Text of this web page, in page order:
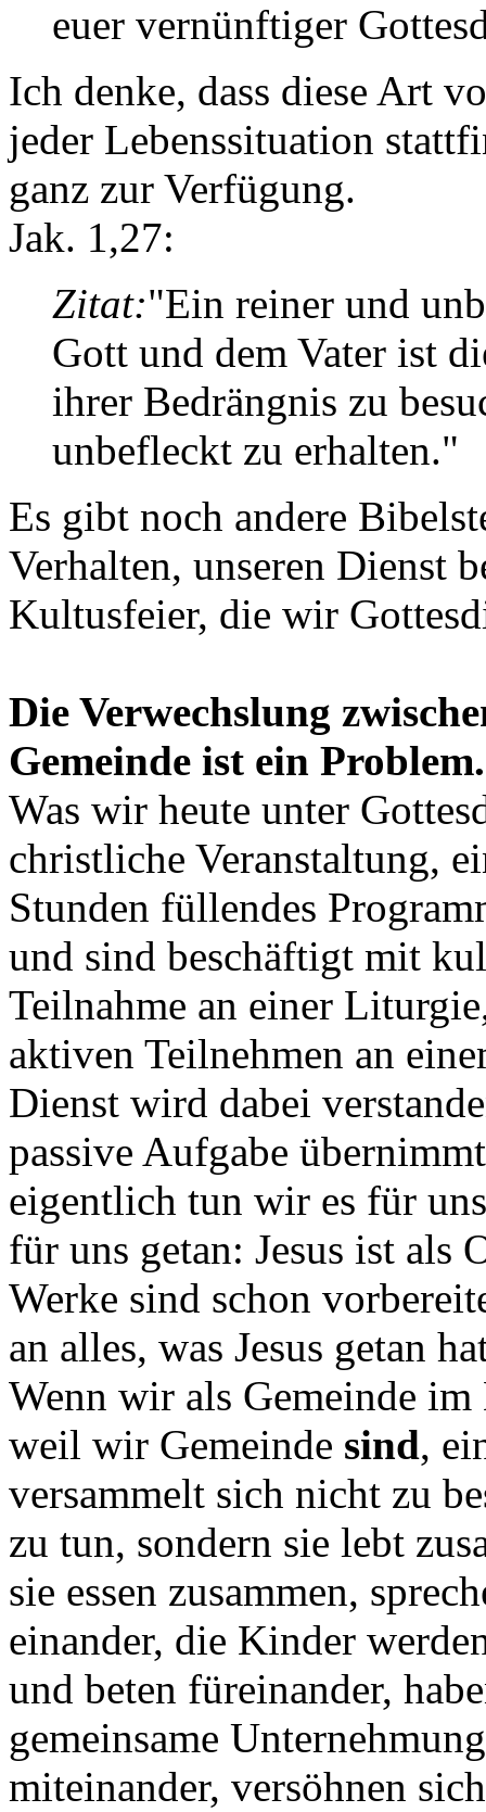
euer vernünftiger
Ich denke, dass diese Art
jeder Lebenssituation
ganz zur Verfügung.
Jak. 1,27:
Zitat:"Ein reiner und
Gott und dem Vater ist
ihrer Bedrängnis zu
unbefleckt zu erhalten."
Es gibt noch andere
Verhalten, unseren Dienst
Kultusfeier, die wir
Die Verwechslung
Gemeinde ist ein Problem.
Was wir heute unter
christliche Veranstaltung,
Stunden füllendes
und sind beschäftigt mit
Teilnahme an einer
aktiven Teilnehmen an
Dienst wird dabei
passive Aufgabe
eigentlich tun wir es für
für uns getan: Jesus ist als
Werke sind schon
an alles, was Jesus getan
Wenn wir als Gemeinde im
weil wir Gemeinde sind,
versammelt sich nicht zu
zu tun, sondern sie lebt
sie essen zusammen,
einander, die Kinder
und beten füreinander,
gemeinsame
miteinander, versöhnen